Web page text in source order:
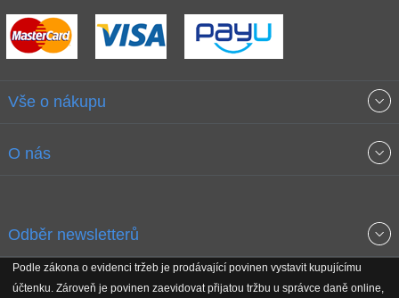
Vše o nákupu
Obchodní podmínky
Reklamační řád
O nás
Odběr newsletterů
Podle zákona o evidenci tržeb je prodávající povinen vystavit kupujícímu
účtenku. Zároveň je povinen zaevidovat přijatou tržbu u správce daně online,